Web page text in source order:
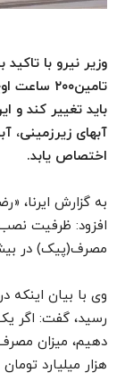
وزیر نیرو با تاکید
باید تغییر کند و
آبهای زیرزمینی،
اختصاص یابد.
به گزارش ایرنا،
مصرف(پیک) در
رسید، گفت: اگر
هزار میلیارد